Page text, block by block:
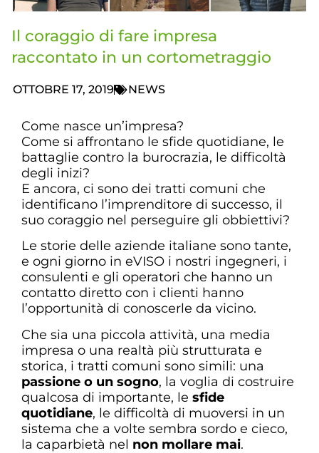
Il coraggio di fare impresa
raccontato in un cortometraggio
OTTOBRE 17, 2019 NEWS
Come nasce un’impresa?
Come si affrontano le sfide quotidiane, le
battaglie contro la burocrazia, le difficoltà
degli inizi?
E ancora, ci sono dei tratti comuni che
identificano l’imprenditore di successo, il
suo coraggio nel perseguire gli obbiettivi?
Le storie delle aziende italiane sono tante,
e ogni giorno in eVISO i nostri ingegneri, i
consulenti e gli operatori che hanno un
contatto diretto con i clienti hanno
l’opportunità di conoscerle da vicino.
Che sia una piccola attività, una media
impresa o una realtà più strutturata e
storica, i tratti comuni sono simili: una
passione o un sogno, la voglia di costruire
qualcosa di importante, le sfide
quotidiane, le difficoltà di muoversi in un
sistema che a volte sembra sordo e cieco,
la caparbietà nel non mollare mai.